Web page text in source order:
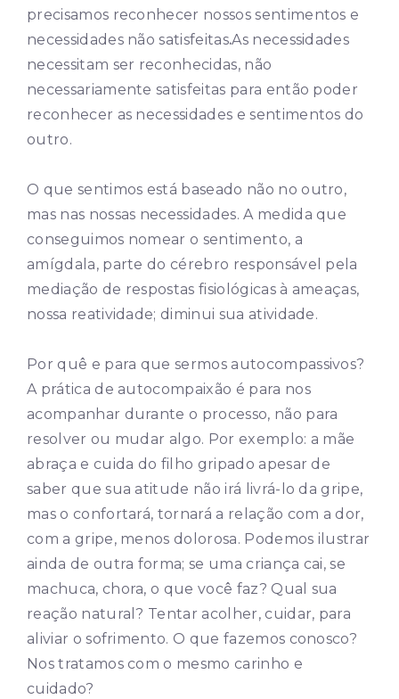
precisamos reconhecer nossos sentimentos e
necessidades não satisfeitas.As necessidades
necessitam ser reconhecidas, não
necessariamente satisfeitas para então poder
reconhecer as necessidades e sentimentos do
outro.
O que sentimos está baseado não no outro,
mas nas nossas necessidades. A medida que
conseguimos nomear o sentimento, a
amígdala, parte do cérebro responsável pela
mediação de respostas fisiológicas à ameaças,
nossa reatividade; diminui sua atividade.
Por quê e para que sermos autocompassivos?
A prática de autocompaixão é para nos
acompanhar durante o processo, não para
resolver ou mudar algo. Por exemplo: a mãe
abraça e cuida do filho gripado apesar de
saber que sua atitude não irá livrá-lo da gripe,
mas o confortará, tornará a relação com a dor,
com a gripe, menos dolorosa. Podemos ilustrar
ainda de outra forma; se uma criança cai, se
machuca, chora, o que você faz? Qual sua
reação natural? Tentar acolher, cuidar, para
aliviar o sofrimento. O que fazemos conosco?
Nos tratamos com o mesmo carinho e
cuidado?